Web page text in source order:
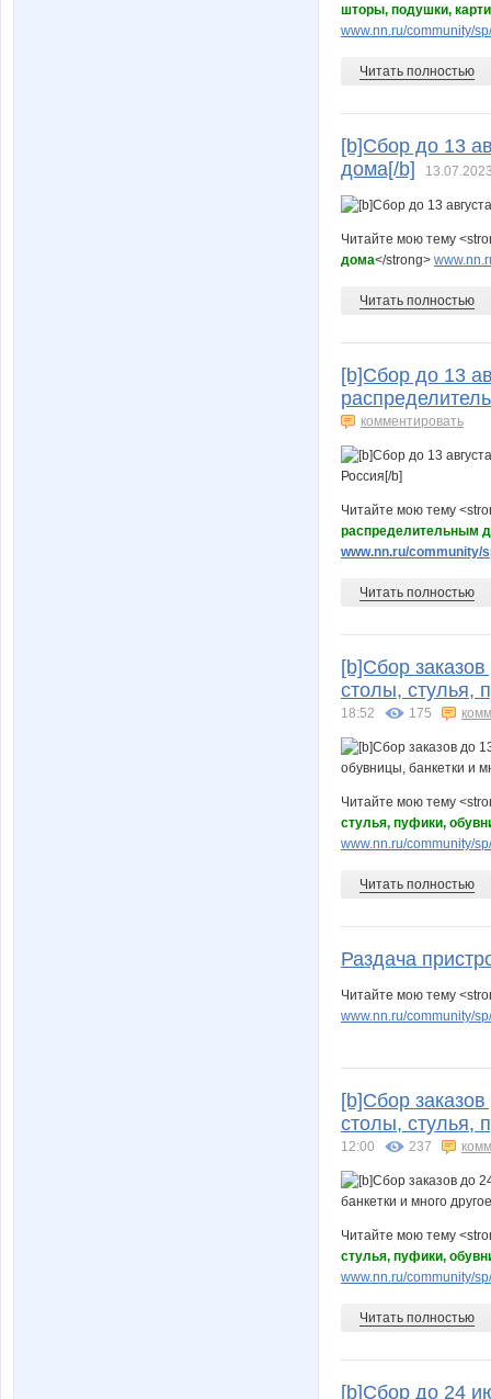
шторы, подушки,
www.nn.ru/community/
Читать полностью
[b]Сбор до 13
дома[/b]
Читайте мою тему
дома</strong>
Читать полностью
[b]Сбор до 13
комментировать
Читайте мою тему
распределительным
www.nn.ru/community/
Читать полностью
[b]Сбор
столы, стулья,
18:52 175
Читайте мою тему
стулья, пуфики,
www.nn.ru/community/
Читать полностью
Раздача
Читайте мою тему
www.nn.ru/community/
[b]Сбор
столы, стулья,
12:00 237
Читайте мою тему
стулья, пуфики,
www.nn.ru/community/
Читать полностью
[b]Сбор до 24